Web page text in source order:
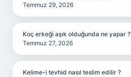
Temmuz 29, 2026
Koç erkeği aşık olduğunda ne yapar ?
Temmuz 27, 2026
Kelime-i tevhid nasıl teslim edilir ?